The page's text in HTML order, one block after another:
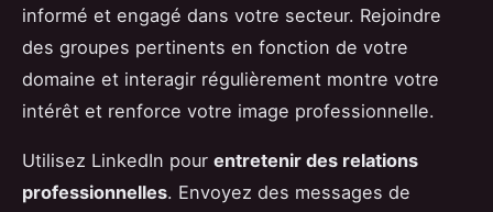
informé et engagé dans votre secteur. Rejoindre
des groupes pertinents en fonction de votre
domaine et interagir régulièrement montre votre
intérêt et renforce votre image professionnelle.
Utilisez LinkedIn pour entretenir des relations
professionnelles. Envoyez des messages de